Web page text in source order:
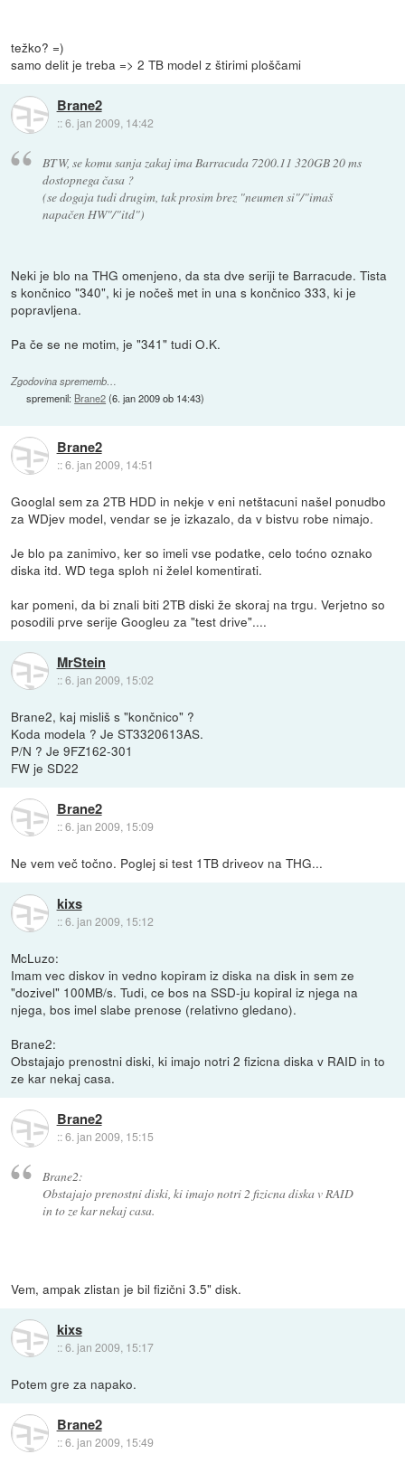
težko? =)
samo delit je treba => 2 TB model z štirimi ploščami
Brane2
::6. jan 2009, 14:42
BTW, se komu sanja zakaj ima Barracuda 7200.11 320GB 20 ms
dostopnega časa ?
(se dogaja tudi drugim, tak prosim brez "neumen si"/"imaš
napačen HW"/"itd")
Neki je blo na THG omenjeno, da sta dve seriji te Barracude. Tista
s končnico "340", ki je nočeš met in una s končnico 333, ki je
popravljena.
Pa če se ne motim, je "341" tudi O.K.
Zgodovina sprememb…
spremenil: Brane2(6. jan 2009 ob 14:43)
Brane2
::6. jan 2009, 14:51
Googlal sem za 2TB HDD in nekje v eni netštacuni našel ponudbo
za WDjev model, vendar se je izkazalo, da v bistvu robe nimajo.
Je blo pa zanimivo, ker so imeli vse podatke, celo toćno oznako
diska itd. WD tega sploh ni želel komentirati.
kar pomeni, da bi znali biti 2TB diski že skoraj na trgu. Verjetno so
posodili prve serije Googleu za "test drive"....
MrStein
::6. jan 2009, 15:02
Brane2, kaj misliš s "končnico" ?
Koda modela ? Je ST3320613AS.
P/N ? Je 9FZ162-301
FW je SD22
Brane2
::6. jan 2009, 15:09
Ne vem več točno. Poglej si test 1TB driveov na THG...
kixs
::6. jan 2009, 15:12
McLuzo:
Imam vec diskov in vedno kopiram iz diska na disk in sem ze
"dozivel" 100MB/s. Tudi, ce bos na SSD-ju kopiral iz njega na
njega, bos imel slabe prenose (relativno gledano).
Brane2:
Obstajajo prenostni diski, ki imajo notri 2 fizicna diska v RAID in to
ze kar nekaj casa.
Brane2
::6. jan 2009, 15:15
Brane2:
Obstajajo prenostni diski, ki imajo notri 2 fizicna diska v RAID
in to ze kar nekaj casa.
Vem, ampak zlistan je bil fizični 3.5" disk.
kixs
::6. jan 2009, 15:17
Potem gre za napako.
Brane2
::6. jan 2009, 15:49